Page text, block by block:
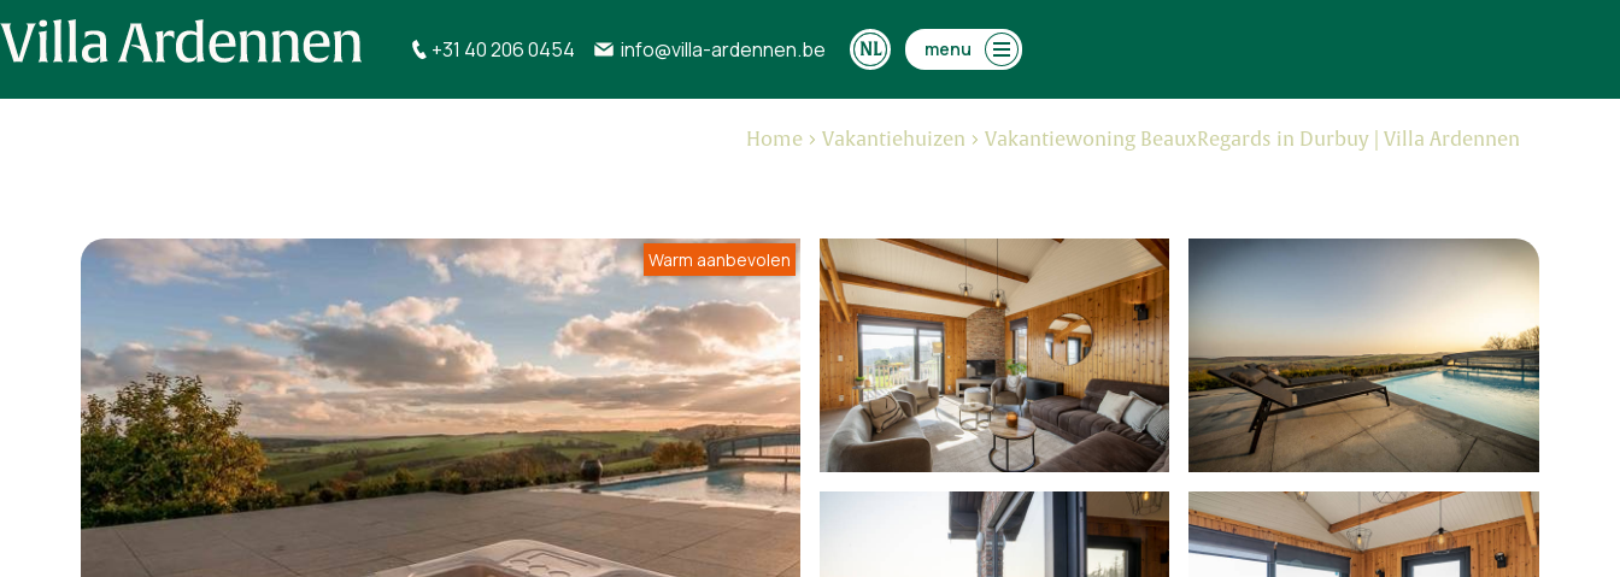
+31 40 206 0454 info@villa-ardennen.be menu
Home Vakantiehuizen Vakantiewoning BeauxRegards in Durbuy | Villa Ardennen
Warm aanbevolen